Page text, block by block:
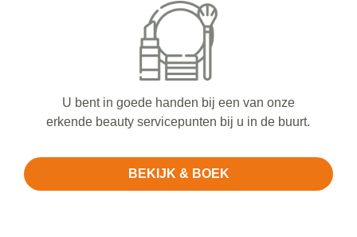
U bent in goede handen bij een van onze
erkende beauty servicepunten bij u in de buurt.
BEKIJK & BOEK